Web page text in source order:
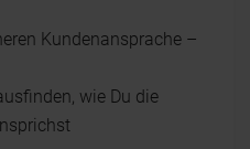
Kundenansprache –
wie Du die